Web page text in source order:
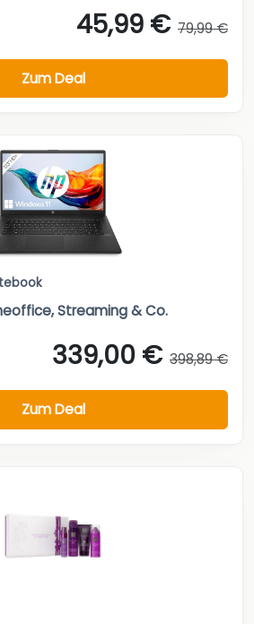
45,99 € 79,99 €
Zum Deal
Streaming & Co.
339,00 € 398,89 €
Zum Deal